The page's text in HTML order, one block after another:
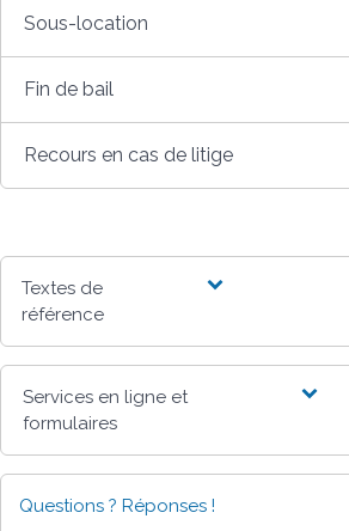
Sous-location
Fin de bail
Recours en cas de litige
Textes de
référence
Services en ligne et
formulaires
Questions ? Réponses !